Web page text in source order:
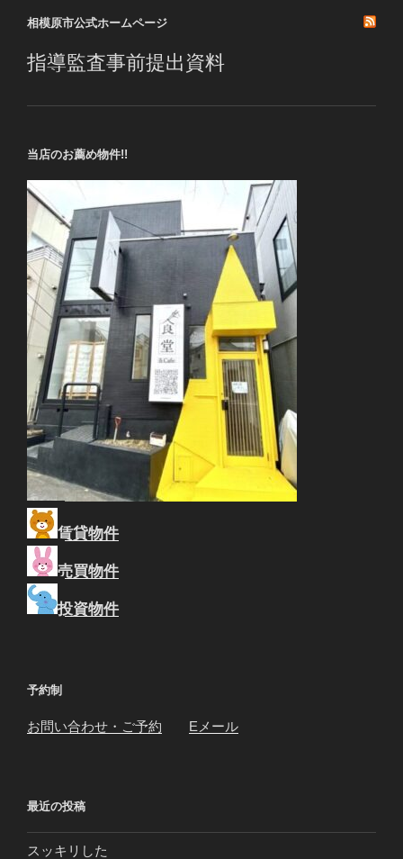
ン
相模原市公式ホームページ
指導監査事前提出資料
当店のお薦め物件!!
賃貸物件
売買物件
投資物件
予約制
お問い合わせ・ご予約 Eメール
最近の投稿
スッキリした